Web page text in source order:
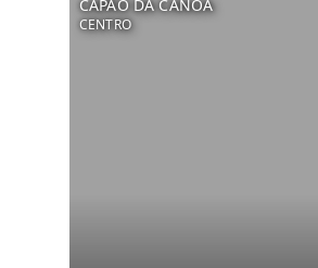
CAPÃO DA CANOA
CENTRO